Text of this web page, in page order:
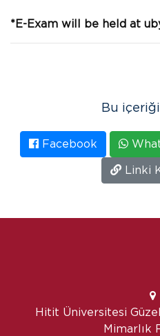
*E-Exam will be held at
Bu
Facebook
Linki
Hitit Üniversitesi
Mimarlık